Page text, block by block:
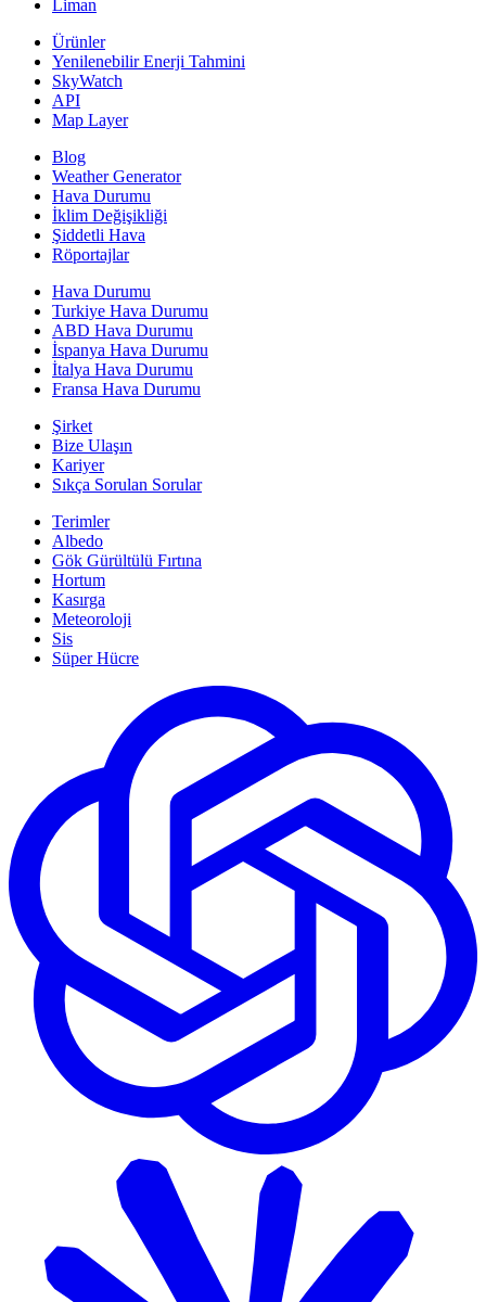
Liman
Ürünler
Yenilenebilir Enerji Tahmini
SkyWatch
API
Map Layer
Blog
Weather Generator
Hava Durumu
İklim Değişikliği
Şiddetli Hava
Röportajlar
Hava Durumu
Turkiye Hava Durumu
ABD Hava Durumu
İspanya Hava Durumu
İtalya Hava Durumu
Fransa Hava Durumu
Şirket
Bize Ulaşın
Kariyer
Sıkça Sorulan Sorular
Terimler
Albedo
Gök Gürültülü Fırtına
Hortum
Kasırga
Meteoroloji
Sis
Süper Hücre